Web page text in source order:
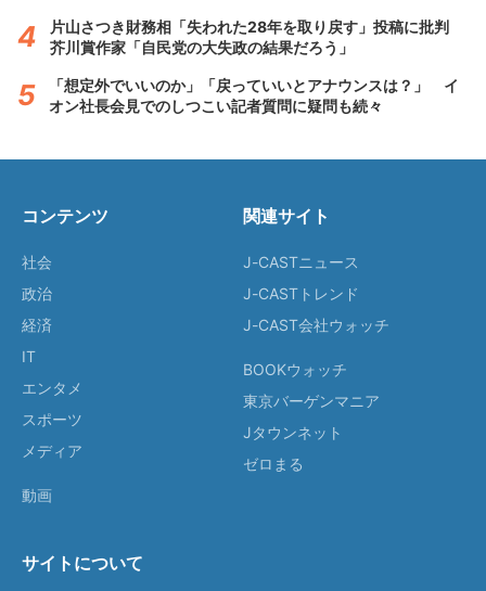
片山さつき財務相「失われた28年を取り戻す」投稿に批判
芥川賞作家「自民党の大失政の結果だろう」
「想定外でいいのか」「戻っていいとアナウンスは？」 イ
オン社長会見でのしつこい記者質問に疑問も続々
コンテンツ
社会
政治
経済
IT
エンタメ
スポーツ
メディア
動画
関連サイト
J-CASTニュース
J-CASTトレンド
J-CAST会社ウォッチ
BOOKウォッチ
東京バーゲンマニア
Jタウンネット
ゼロまる
サイトについて